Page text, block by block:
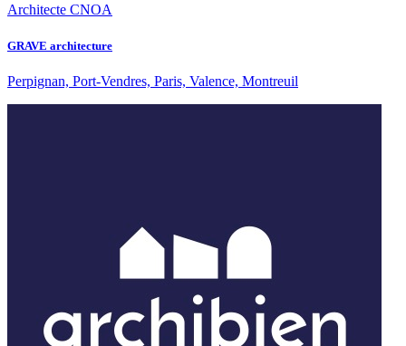
Architecte CNOA
GRAVE architecture
Perpignan, Port-Vendres, Paris, Valence, Montreuil